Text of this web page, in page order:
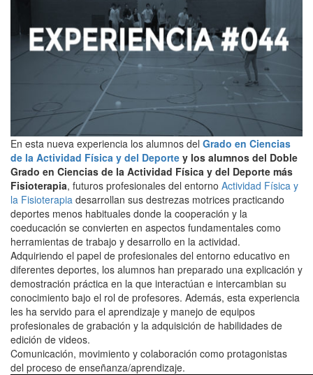
En esta nueva experiencia los alumnos del Grado en Ciencias
de la Actividad Física y del Deporte y los alumnos del Doble
Grado en Ciencias de la Actividad Física y del Deporte más
Fisioterapia, futuros profesionales del entorno Actividad Física y
la Fisioterapia desarrollan sus destrezas motrices practicando
deportes menos habituales donde la cooperación y la
coeducación se convierten en aspectos fundamentales como
herramientas de trabajo y desarrollo en la actividad.
Adquiriendo el papel de profesionales del entorno educativo en
diferentes deportes, los alumnos han preparado una explicación y
demostración práctica en la que interactúan e intercambian su
conocimiento bajo el rol de profesores. Además, esta experiencia
les ha servido para el aprendizaje y manejo de equipos
profesionales de grabación y la adquisición de habilidades de
edición de videos.
Comunicación, movimiento y colaboración como protagonistas
del proceso de enseñanza/aprendizaje.